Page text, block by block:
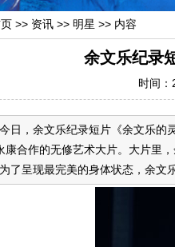
>> 资讯 >> 明星 >> 内容
余文乐纪录
时间
今日，余文乐纪录短片《余文乐的
康合作的无修艺术大片。大片里
了呈现最完美的身体状态，余